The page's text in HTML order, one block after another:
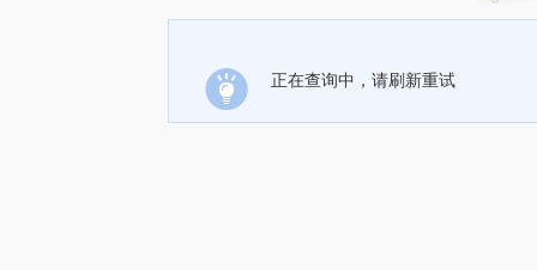
正在查询中，请刷新重试